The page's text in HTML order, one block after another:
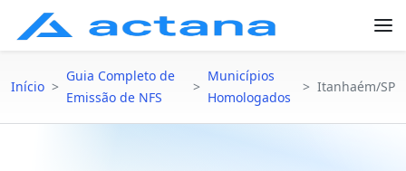
Início >
Guia Completo de
Emissão de NFS
>
Municípios
Homologados
> Itanhaém/SP